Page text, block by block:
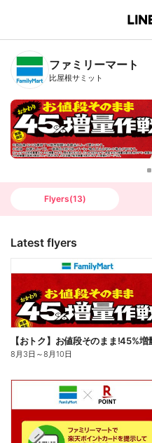
B
n
T
ファミリーマート
比屋根サミット
Flyers(13)
Latest flyers
8月3日 ～8月10日